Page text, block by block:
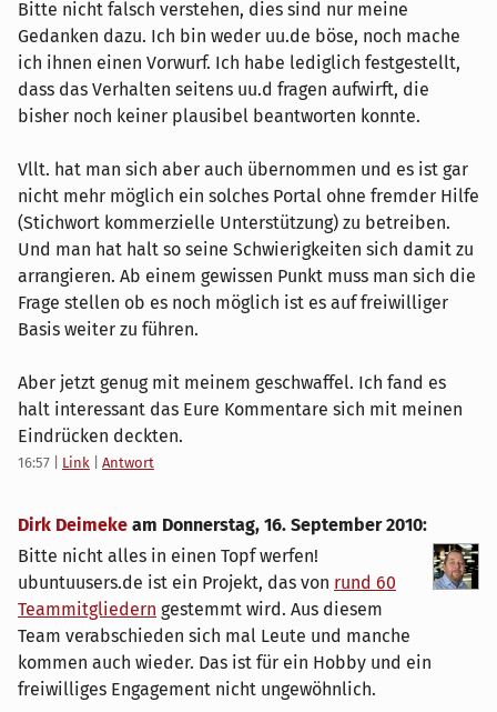
Bitte nicht falsch verstehen, dies sind nur meine
Gedanken dazu. Ich bin weder uu.de böse, noch mache
ich ihnen einen Vorwurf. Ich habe lediglich festgestellt,
dass das Verhalten seitens uu.d fragen aufwirft, die
bisher noch keiner plausibel beantworten konnte.
Vllt. hat man sich aber auch übernommen und es ist gar
nicht mehr möglich ein solches Portal ohne fremder Hilfe
(Stichwort kommerzielle Unterstützung) zu betreiben.
Und man hat halt so seine Schwierigkeiten sich damit zu
arrangieren. Ab einem gewissen Punkt muss man sich die
Frage stellen ob es noch möglich ist es auf freiwilliger
Basis weiter zu führen.
Aber jetzt genug mit meinem geschwaffel. Ich fand es
halt interessant das Eure Kommentare sich mit meinen
Eindrücken deckten.
16:57 Link Antwort
Dirk Deimeke am Donnerstag, 16. September 2010:
Bitte nicht alles in einen Topf werfen!
ubuntuusers.de ist ein Projekt, das von rund 60
Teammitgliedern gestemmt wird. Aus diesem
Team verabschieden sich mal Leute und manche
kommen auch wieder. Das ist für ein Hobby und ein
freiwilliges Engagement nicht ungewöhnlich.